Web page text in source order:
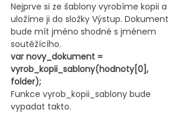
Nejprve si ze šablony vyrobíme kopii a
uložíme ji do složky Výstup. Dokument
bude mít jméno shodné s jménem
soutěžícího.
var novy_dokument =
vyrob_kopii_sablony(hodnoty[0],
folder);
Funkce vyrob_kopii_sablony bude
vypadat takto.